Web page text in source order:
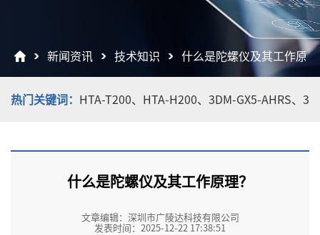
新闻资讯 技术知识 什么是陀螺仪及其工作原
热门关键词： HTA-T200、 HTA-H200、 3DM-GX5-AHRS、
什么是陀螺仪及其工作原理？
文章编辑：深圳市广陵达科技有限公司
发表时间：2025-12-22 17:38:51